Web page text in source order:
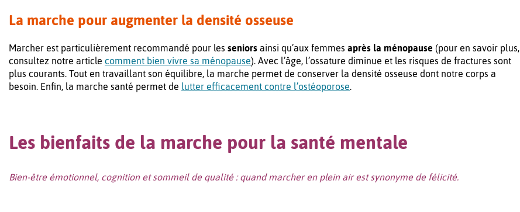
La marche pour augmenter la densité osseuse
Marcher est particulièrement recommandé pour les seniors ainsi qu’aux femmes après la ménopause (pour en savoir plus,
consultez notre article comment bien vivre sa ménopause). Avec l’âge, l’ossature diminue et les risques de fractures sont
plus courants. Tout en travaillant son équilibre, la marche permet de conserver la densité osseuse dont notre corps a
besoin. Enfin, la marche santé permet de lutter efficacement contre l’ostéoporose.
Les bienfaits de la marche pour la santé mentale
Bien-être émotionnel, cognition et sommeil de qualité : quand marcher en plein air est synonyme de félicité.